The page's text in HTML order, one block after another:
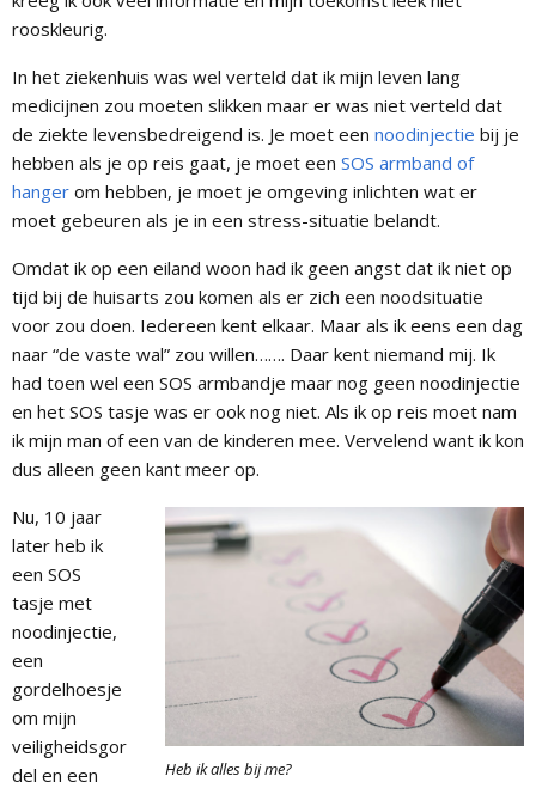
rooskleurig.
In het ziekenhuis was wel verteld dat ik mijn leven lang
medicijnen zou moeten slikken maar er was niet verteld dat
de ziekte levensbedreigend is. Je moet een noodinjectie bij je
hebben als je op reis gaat, je moet een SOS armband of
hanger om hebben, je moet je omgeving inlichten wat er
moet gebeuren als je in een stress-situatie belandt.
Omdat ik op een eiland woon had ik geen angst dat ik niet op
tijd bij de huisarts zou komen als er zich een noodsituatie
voor zou doen. Iedereen kent elkaar. Maar als ik eens een dag
naar “de vaste wal” zou willen……. Daar kent niemand mij. Ik
had toen wel een SOS armbandje maar nog geen noodinjectie
en het SOS tasje was er ook nog niet. Als ik op reis moet nam
ik mijn man of een van de kinderen mee. Vervelend want ik kon
dus alleen geen kant meer op.
Heb ik alles bij me?
Nu, 10 jaar
later heb ik
een SOS
tasje met
noodinjectie,
een
gordelhoesje
om mijn
veiligheidsgor
del en een